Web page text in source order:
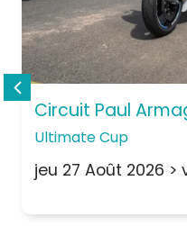
Circuit Paul
Ultimate Cup
jeu 27 Août 2026 >